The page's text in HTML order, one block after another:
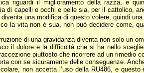
riguardi il miglioramento della razza, e
di capelli e occhi e pelle sia, per il cattolico,
una modifica di questo volere, quindi
la vita non è sua, non può decidere come,
di una gravidanza diventa non solo un
il dolore e la difficoltà che si ha nello
piuttosto che ricorrere ad un rimedio
con se sicuramente delle conseguenze.
non accetta l’uso della RU486, e